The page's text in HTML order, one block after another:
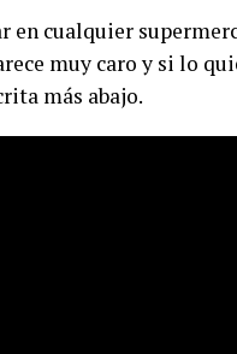
cualquier
muy caro y si lo
más abajo.